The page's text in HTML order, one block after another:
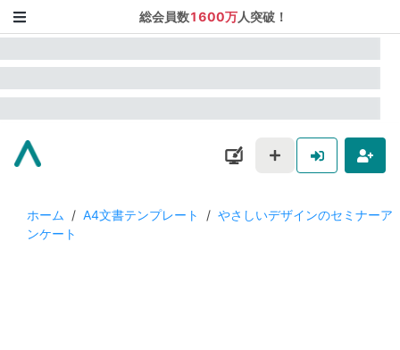
総会員数1600万人突破！
ホーム / A4文書テンプレート / やさしいデザインのセミナーア
ンケート